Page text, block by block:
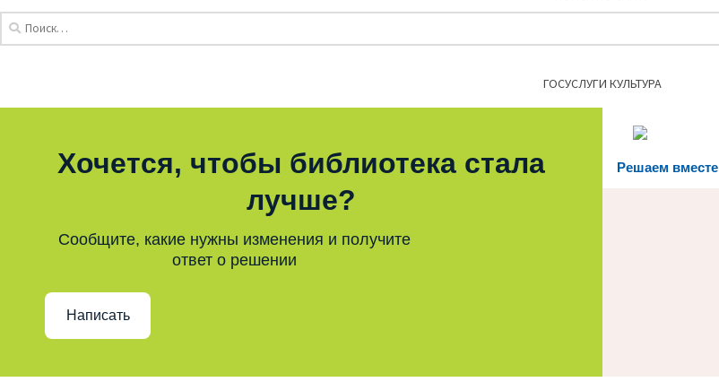
ГОСУСЛУГИ КУЛЬТУРА
Решаем вместе
Хочется, чтобы библиотека стала
лучше?
Сообщите, какие нужны изменения и получите
ответ о решении
Написать